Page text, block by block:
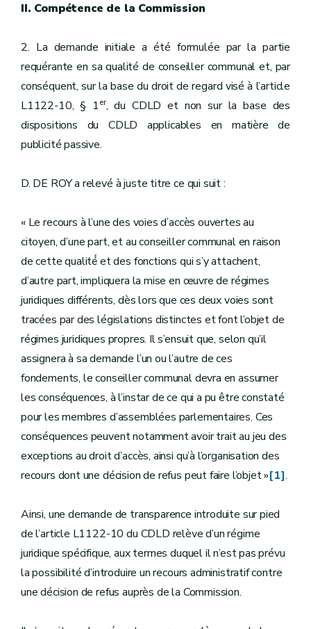
II. Compétence de la Commission
2. La demande initiale a été formulée par la partie
requérante en sa qualité de conseiller communal et, par
conséquent, sur la base du droit de regard visé à l’article
L1122-10, § 1er, du CDLD et non sur la base des
dispositions du CDLD applicables en matière de
publicité passive.
D. DE ROY a relevé à juste titre ce qui suit :
« Le recours à l’une des voies d’accès ouvertes au
citoyen, d’une part, et au conseiller communal en raison
de cette qualité́ et des fonctions qui s’y attachent,
d’autre part, impliquera la mise en œuvre de régimes
juridiques différents, dès lors que ces deux voies sont
tracées par des législations distinctes et font l’objet de
régimes juridiques propres. Il s’ensuit que, selon qu’il
assignera à sa demande l’un ou l’autre de ces
fondements, le conseiller communal devra en assumer
les conséquences, à l’instar de ce qui a pu être constaté
pour les membres d’assemblées parlementaires. Ces
conséquences peuvent notamment avoir trait au jeu des
exceptions au droit d’accès, ainsi qu’à l’organisation des
recours dont une décision de refus peut faire l’objet »[1].
Ainsi, une demande de transparence introduite sur pied
de l’article L1122-10 du CDLD relève d’un régime
juridique spécifique, aux termes duquel il n’est pas prévu
la possibilité d’introduire un recours administratif contre
une décision de refus auprès de la Commission.